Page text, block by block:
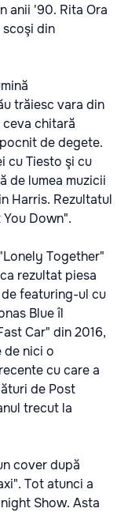
anii '90. Rita Ora
scoşi din
trăiesc vara din
chitară
de degete.
cu Tiesto şi cu
de lumea muzicii
Harris. Rezultatul
Down".
Together"
rezultat piesa
featuring-ul cu
Blue îl
Car" din 2016,
de nici o
cu care a
de Post
trecut la
cover după
Tot atunci a
Show. Asta